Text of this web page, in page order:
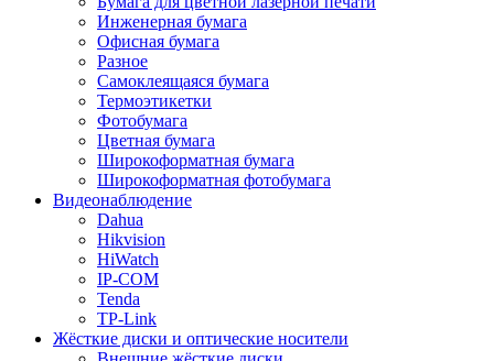
Инженерная бумага
Офисная бумага
Разное
Самоклеящаяся бумага
Термоэтикетки
Фотобумага
Цветная бумага
Широкоформатная бумага
Широкоформатная фотобумага
Видеонаблюдение
Dahua
Hikvision
HiWatch
IP-COM
Tenda
TP-Link
Жёсткие диски и оптические носители